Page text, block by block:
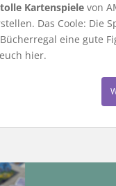
Kartenspiele von
Das Coole: Die
eine gute
hier.